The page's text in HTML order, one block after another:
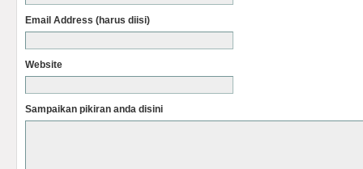
Email Address (harus diisi)
Website
Sampaikan pikiran anda disini